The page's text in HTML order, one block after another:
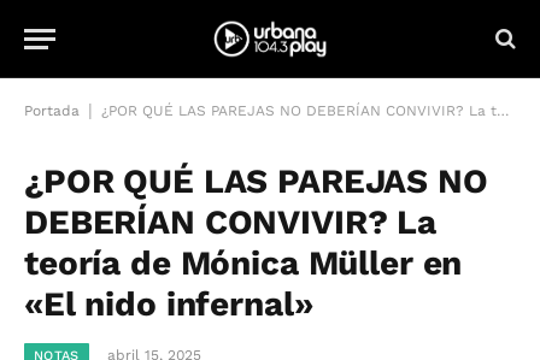
Portada ¿POR QUÉ LAS PAREJAS NO DEBERÍAN CONVIVIR? La teoría de Mónica Müller en «El nido infernal»
¿POR QUÉ LAS PAREJAS NO
DEBERÍAN CONVIVIR? La
teoría de Mónica Müller en
«El nido infernal»
NOTAS abril 15, 2025